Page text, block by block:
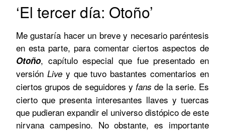
‘El tercer día: Otoño’
Me gustaría hacer un breve y necesario paréntesis
en esta parte, para comentar ciertos aspectos de
Otoño, capítulo especial que fue presentado en
versión Livey que tuvo bastantes comentarios en
ciertos grupos de seguidores y fans de la serie. Es
cierto que presenta interesantes llaves y tuercas
que pudieran expandir el universo distópico de este
nirvana campesino. No obstante, es importante